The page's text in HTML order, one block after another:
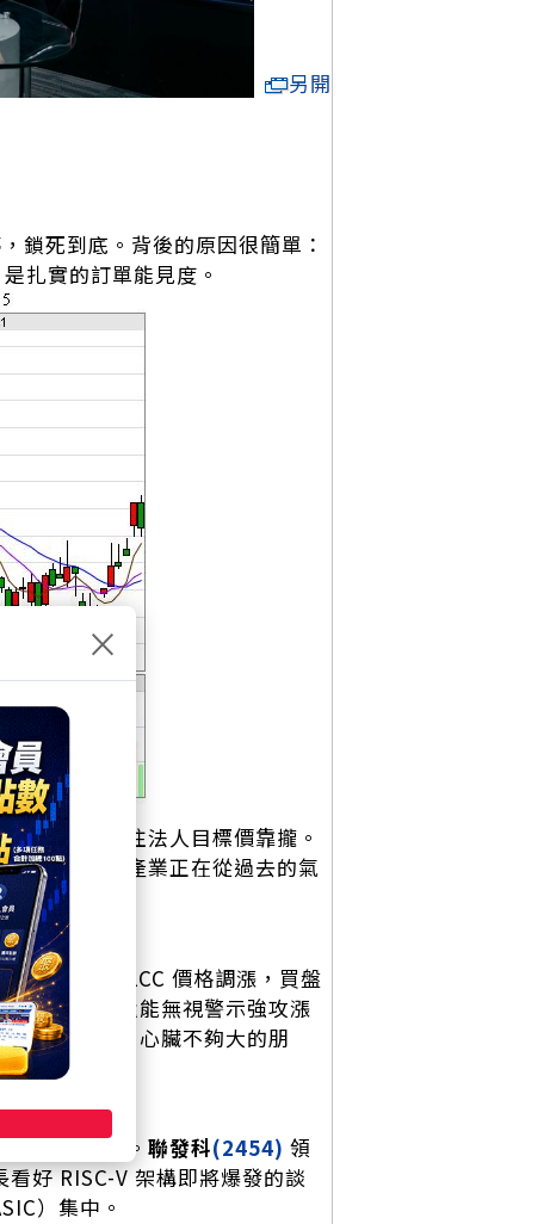
另開
鎖死到底。背後的原因很簡單：
扎實的訂單能見度。
關，持續往法人目標價靠攏。
示整個散熱產業正在從過去的氣
場在傳產 MLCC 價格調漲，買盤
的狀態，還能無視警示強攻漲
」的對決，心臟不夠大的朋
有猶豫空間。 聯發科(2454) 領
好 RISC-V 架構即將爆發的談
）集中。
×